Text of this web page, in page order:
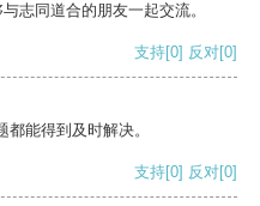
志同道合的朋友一起交流。
支持[0] 反对[0]
能得到及时解决。
支持[0] 反对[0]